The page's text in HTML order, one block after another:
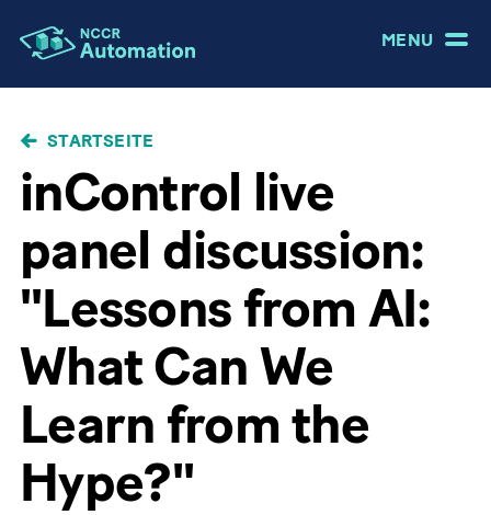
MENU
PFADNAVIGATION
STARTSEITE
inControl live
panel discussion:
"Lessons from AI:
What Can We
Learn from the
Hype?"